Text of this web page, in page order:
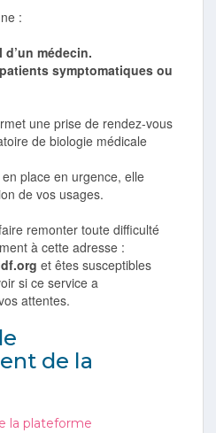
:
médecin.
symptomatiques ou
une prise de rendez-vous
de biologie médicale
place en urgence, elle
de vos usages.
remonter toute difficulté
à cette adresse :
et êtes susceptibles
si ce service a
attentes.
de la
la plateforme